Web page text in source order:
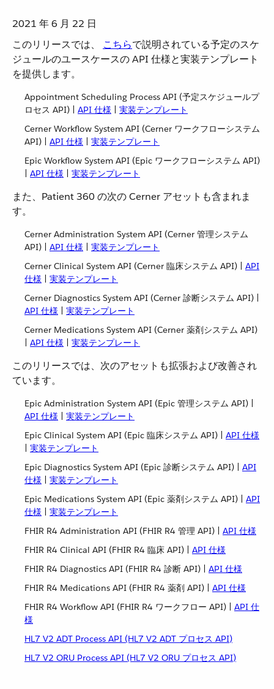
2021 年 6 月 22 日
このリリースでは、 こちら​で説明されている予定のスケ
ジュールのユースケースの API 仕様と実装テンプレート
を提供します。
Appointment Scheduling Process API (予定スケジュールプ
ロセス API) | API 仕様
実装テンプレート
Cerner Workflow System API (Cerner ワークフローシステム
API) | API 仕様
実装テンプレート
Epic Workflow System API (Epic ワークフローシステム API)
API 仕様 実装テンプレート
また、Patient 360 の次の Cerner アセットも含まれま
す。
Cerner Administration System API (Cerner 管理システム
API) | API 仕様
実装テンプレート
Cerner Clinical System API (Cerner 臨床システム API) | API
仕様
実装テンプレート
Cerner Diagnostics System API (Cerner 診断システム API) |
API 仕様
実装テンプレート
Cerner Medications System API (Cerner 薬剤システム API)
API 仕様 実装テンプレート
このリリースでは、次のアセットも拡張および改善され
ています。
Epic Administration System API (Epic 管理システム API) |
API 仕様
実装テンプレート
Epic Clinical System API (Epic 臨床システム API) | API 仕様
実装テンプレート
Epic Diagnostics System API (Epic 診断システム API) | API
仕様
実装テンプレート
Epic Medications System API (Epic 薬剤システム API) | API
仕様
実装テンプレート
FHIR R4 Administration API (FHIR R4 管理 API) | API 仕様
FHIR R4 Clinical API (FHIR R4 臨床 API) | API 仕様
FHIR R4 Diagnostics API (FHIR R4 診断 API) | API 仕様
FHIR R4 Medications API (FHIR R4 薬剤 API) | API 仕様
FHIR R4 Workflow API (FHIR R4 ワークフロー API) | API 仕
様
HL7 V2 ADT Process API (HL7 V2 ADT プロセス API)
HL7 V2 ORU Process API (HL7 V2 ORU プロセス API)